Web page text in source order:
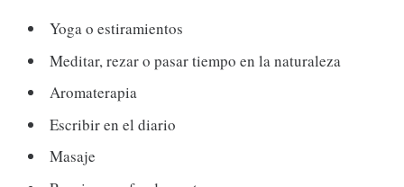
Yoga o estiramientos
Meditar, rezar o pasar tiempo en la naturaleza
Aromaterapia
Escribir en el diario
Masaje